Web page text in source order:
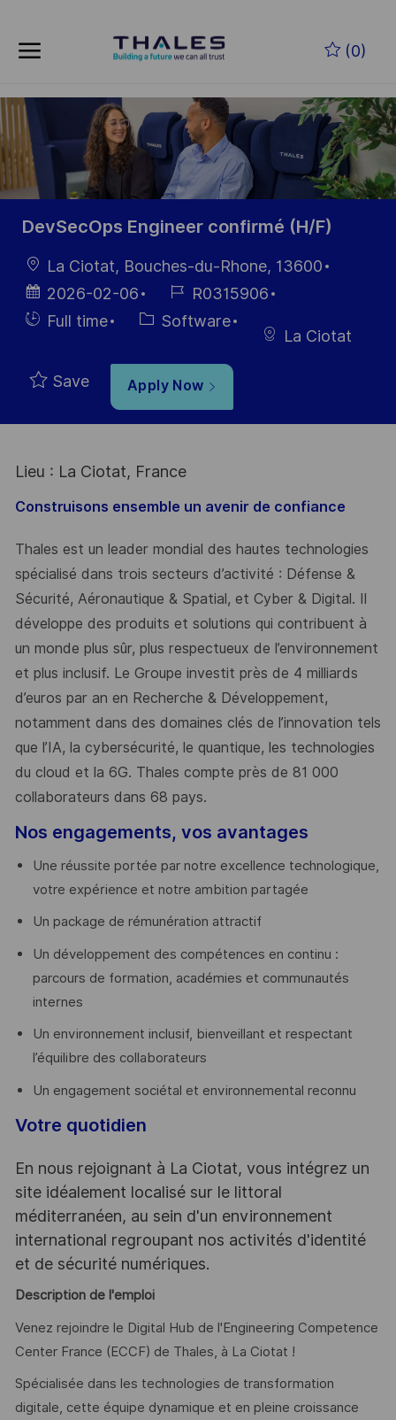
(0)
-
DevSecOps Engineer confirmé (H/F)
LocationLa Ciotat, Bouches-du-Rhone, 13600
Posted
Date
2026-02-06
Job
Id
R0315906
HiringFull time Category
Software
La Ciotat
Save Apply Now
Lieu : La Ciotat, France
Construisons ensemble un avenir de confiance
Thales est un leader mondial des hautes technologies
spécialisé dans trois secteurs d’activité : Défense &
Sécurité, Aéronautique & Spatial, et Cyber & Digital. Il
développe des produits et solutions qui contribuent à
un monde plus sûr, plus respectueux de l’environnement
et plus inclusif. Le Groupe investit près de 4 milliards
d’euros par an en Recherche & Développement,
notamment dans des domaines clés de l’innovation tels
que l’IA, la cybersécurité, le quantique, les technologies
du cloud et la 6G. Thales compte près de 81 000
collaborateurs dans 68 pays.
Nos engagements, vos avantages
Une réussite portée par notre excellence technologique,
votre expérience et notre ambition partagée
Un package de rémunération attractif
Un développement des compétences en continu :
parcours de formation, académies et communautés
internes
Un environnement inclusif, bienveillant et respectant
l’équilibre des collaborateurs
Un engagement sociétal et environnemental reconnu
Votre quotidien
En nous rejoignant à La Ciotat, vous intégrez un
site idéalement localisé sur le littoral
méditerranéen, au sein d'un environnement
international regroupant nos activités d'identité
et de sécurité numériques.
Description de l'emploi
Venez rejoindre le Digital Hub de l'Engineering Competence
Center France (ECCF) de Thales, à La Ciotat !
Spécialisée dans les technologies de transformation
digitale, cette équipe dynamique et en pleine croissance